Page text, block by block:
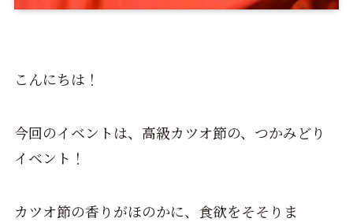
こんにちは！
今回のイベントは、高級カツオ節の、つかみどり
イベント！
カツオ節の香りがほのかに、食欲をそそりま